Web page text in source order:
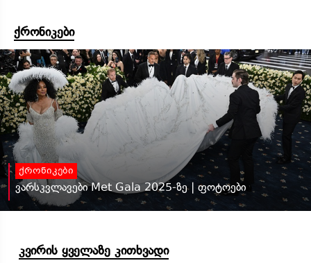
ქრონიკები
ქრონიკები
ვარსკვლავები Met Gala 2025-ზე | ფოტოები
კვირის ყველაზე კითხვადი